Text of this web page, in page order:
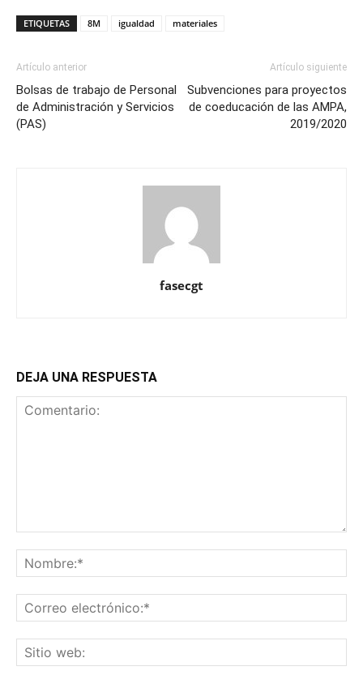
ETIQUETAS 8M igualdad materiales
Artículo anterior
Bolsas de trabajo de Personal
de Administración y Servicios
(PAS)
Artículo siguiente
Subvenciones para proyectos
de coeducación de las AMPA,
2019/2020
fasecgt
DEJA UNA RESPUESTA